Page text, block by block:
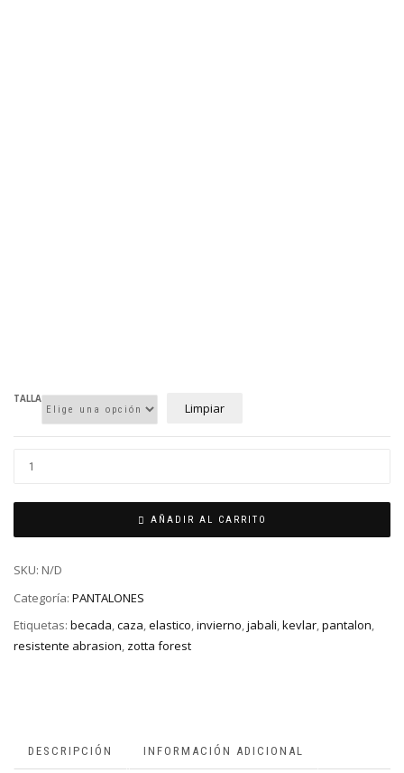
TALLA
Limpiar
AÑADIR AL CARRITO
SKU: N/D
Categoría: PANTALONES
Etiquetas: becada,caza,elastico,invierno,jabali,kevlar,pantalon,
resistente abrasion, zotta forest
DESCRIPCIÓN INFORMACIÓN ADICIONAL